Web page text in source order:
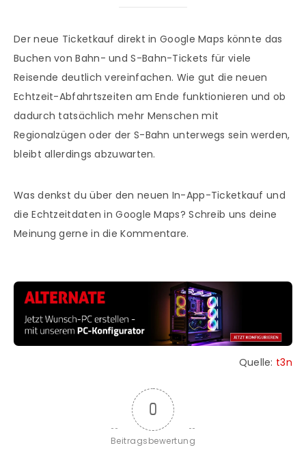
Der neue Ticketkauf direkt in Google Maps könnte das
Buchen von Bahn- und S-Bahn-Tickets für viele
Reisende deutlich vereinfachen. Wie gut die neuen
Echtzeit-Abfahrtszeiten am Ende funktionieren und ob
dadurch tatsächlich mehr Menschen mit
Regionalzügen oder der S-Bahn unterwegs sein werden,
bleibt allerdings abzuwarten.
Was denkst du über den neuen In-App-Ticketkauf und
die Echtzeitdaten in Google Maps? Schreib uns deine
Meinung gerne in die Kommentare.
Quelle: t3n
0
Beitragsbewertung